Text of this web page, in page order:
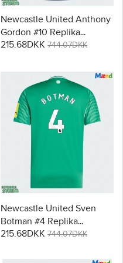
Newcastle United Anthony
Gordon #10 Replika
Tredjetrøje 2025-26
215.68DKK 744.07DKK
Newcastle United Sven
Botman #4 Replika
Udebanetrøje 2025-26
215.68DKK 744.07DKK